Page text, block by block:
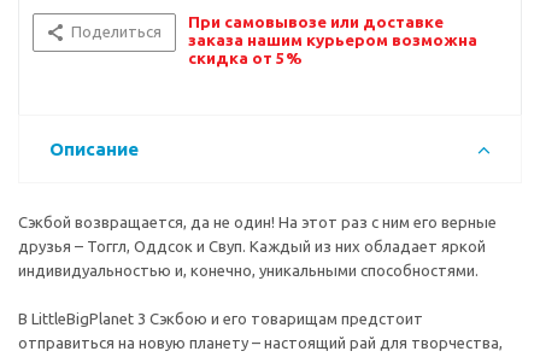
Поделиться
При самовывозе или доставке
заказа нашим курьером возможна
скидка от 5%
Описание
Сэкбой возвращается, да не один! На этот раз с ним его верные
друзья – Тоггл, Оддсок и Свуп. Каждый из них обладает яркой
индивидуальностью и, конечно, уникальными способностями.
В LittleBigPlanet 3 Сэкбою и его товарищам предстоит
отправиться на новую планету – настоящий рай для творчества,